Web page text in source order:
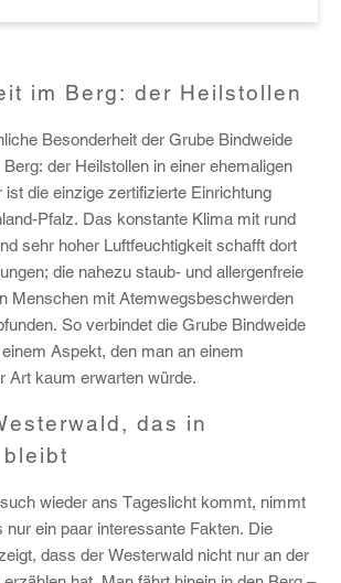
im Berg: der Heilstollen
Besonderheit der Grube Bindweide
der Heilstollen in einer ehemaligen
die einzige zertifizierte Einrichtung
Pfalz. Das konstante Klima mit rund
sehr hoher Luftfeuchtigkeit schafft dort
die nahezu staub- und allergenfreie
Menschen mit Atemwegsbeschwerden
So verbindet die Grube Bindweide
Aspekt, den man an einem
Art kaum erwarten würde.
das in
wieder ans Tageslicht kommt, nimmt
nur ein paar interessante Fakten. Die
dass der Westerwald nicht nur an der